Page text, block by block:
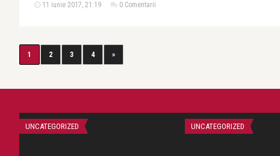
11 iunie 2017, 21:19 0 Comentarii
1 2 3 4 »
UNCATEGORIZED UNCATEGORIZED